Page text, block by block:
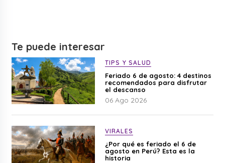
Te puede interesar
TIPS Y SALUD
Feriado 6 de agosto: 4 destinos
recomendados para disfrutar
el descanso
06 Ago 2026
VIRALES
¿Por qué es feriado el 6 de
agosto en Perú? Esta es la
historia